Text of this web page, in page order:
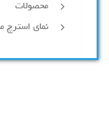
محصولات
نمای استرچ